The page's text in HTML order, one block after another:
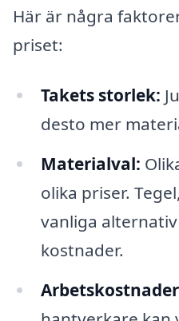
Här är några
priset:
Takets storlek:
desto mer
Materialval:
olika priser.
vanliga
kostnader.